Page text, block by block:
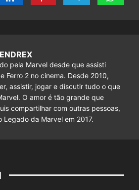
pela Marvel desde que assisti
Ferro 2 no cinema. Desde 2010,
assistir, jogar e discutir tudo o que
O amor é tão grande que
compartilhar com outras pessoas,
Legado da Marvel em 2017.